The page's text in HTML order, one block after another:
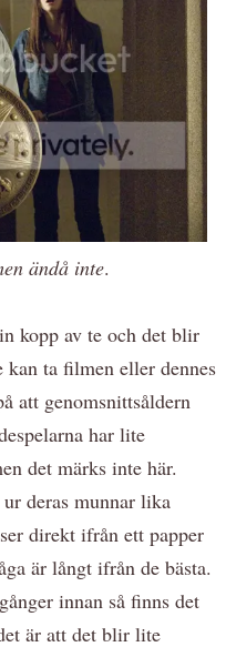
ändå inte.
kopp av te och det blir
ta filmen eller dennes
att genomsnittsåldern
har lite
det märks inte här.
deras munnar lika
direkt ifrån ett papper
är långt ifrån de bästa.
innan så finns det
är att det blir lite